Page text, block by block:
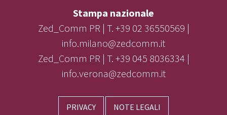
Stampa nazionale
Zed_Comm PR | T. +39 02 36550569 |
info.milano@zedcomm.it
Zed_Comm PR | T. +39 045 8036334 |
info.verona@zedcomm.it
PRIVACY NOTE LEGALI